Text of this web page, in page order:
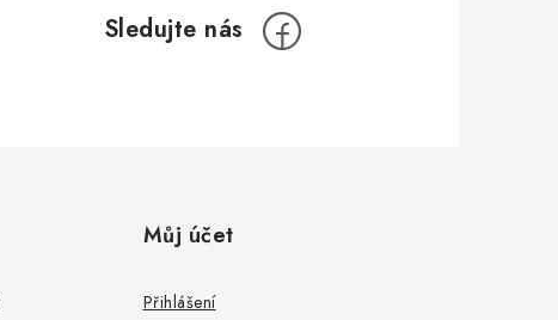
Můj účet
Přihlášení